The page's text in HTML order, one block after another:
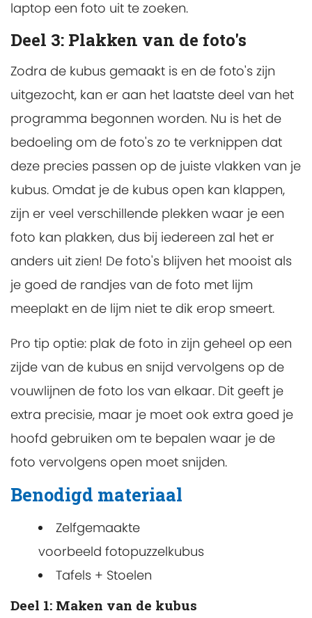
laptop een foto uit te zoeken.
Deel 3: Plakken van de foto's
Zodra de kubus gemaakt is en de foto's zijn
uitgezocht, kan er aan het laatste deel van het
programma begonnen worden. Nu is het de
bedoeling om de foto's zo te verknippen dat
deze precies passen op de juiste vlakken van je
kubus. Omdat je de kubus open kan klappen,
zijn er veel verschillende plekken waar je een
foto kan plakken, dus bij iedereen zal het er
anders uit zien! De foto's blijven het mooist als
je goed de randjes van de foto met lijm
meeplakt en de lijm niet te dik erop smeert.
Pro tip optie: plak de foto in zijn geheel op een
zijde van de kubus en snijd vervolgens op de
vouwlijnen de foto los van elkaar. Dit geeft je
extra precisie, maar je moet ook extra goed je
hoofd gebruiken om te bepalen waar je de
foto vervolgens open moet snijden.
Benodigd materiaal
Zelfgemaakte
voorbeeld fotopuzzelkubus
Tafels + Stoelen
Deel 1: Maken van de kubus